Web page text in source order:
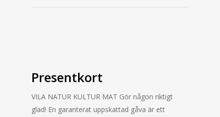
Presentkort
VILA NATUR KULTUR MAT Gör någon riktigt
glad! En garanterat uppskattad gåva är ett